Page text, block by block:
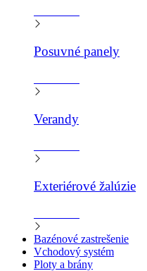
Posuvné panely
Verandy
Exteriérové žalúzie
Bazénové zastrešenie
Vchodový systém
Ploty a brány